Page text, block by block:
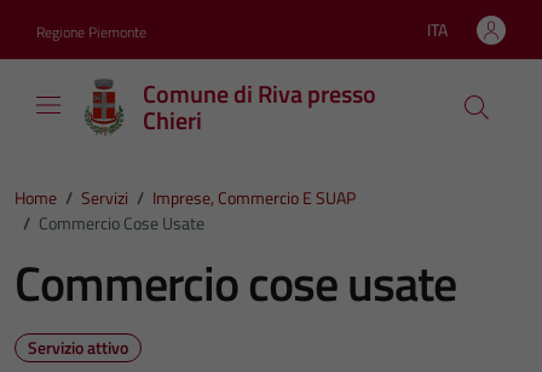
Regione Piemonte Lingua attiva:
ITA
Comune di Riva presso
Chieri
Home / Servizi / Imprese, Commercio E SUAP
/ Commercio Cose Usate
Commercio cose usate
Servizio attivo